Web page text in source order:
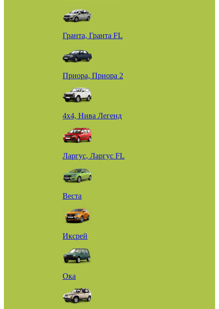
Гранта, Гранта FL
Приора, Приора 2
4х4, Нива Легенд
Ларгус, Ларгус FL
Веста
Иксрей
Ока